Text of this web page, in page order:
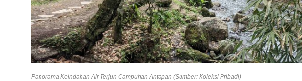
Panorama Keindahan Air Terjun Campuhan Antapan (Sumber: Koleksi Pribadi)